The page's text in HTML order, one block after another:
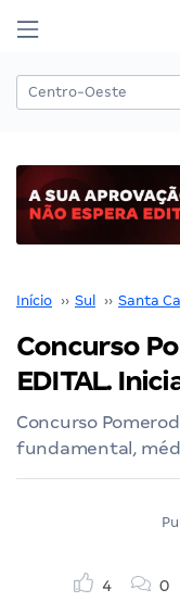
Início ›› Sul ›› Santa
Concurso
EDITAL.
Concurso
fundamental,
4 0